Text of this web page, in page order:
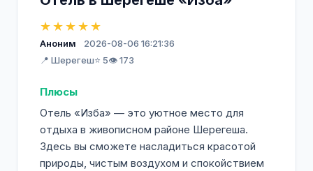
★★★★★
Аноним
2026-08-06 16:21:36
📍 Шерегеш⭐ 5👁️ 173
Плюсы
Отель «Изба» — это уютное место для
отдыха в живописном районе Шерегеша.
Здесь вы сможете насладиться красотой
природы, чистым воздухом и спокойствием